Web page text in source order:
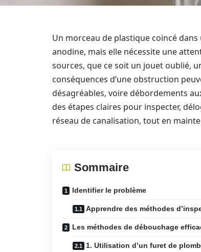
Un morceau de plastique coincé
anodine, mais elle nécessite une
sources, que ce soit un jouet oublié,
conséquences d’une obstruction
désagréables, voire débordements
des étapes claires pour inspecter,
réseau de canalisation, tout en
Sommaire
Identifier le problème
Apprendre des méthodes
Les méthodes de débouchage
1. Utilisation d’un furet de